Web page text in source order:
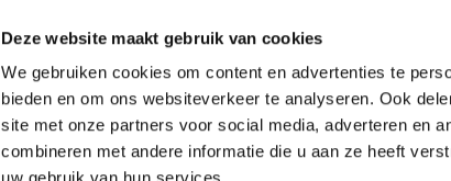
Deze website maakt gebruik van cookies
We gebruiken cookies om content en advertenties te
bieden en om ons websiteverkeer te analyseren. Ook
site met onze partners voor social media, adverteren en
combineren met andere informatie die u aan ze heeft